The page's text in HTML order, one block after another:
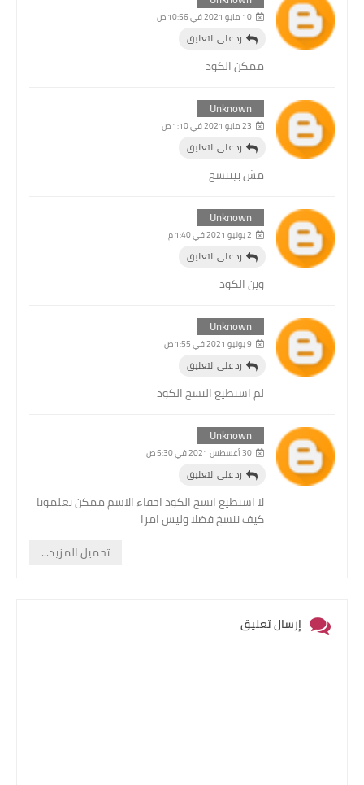
10 مايو 2021 في 10:56 ص
ممكن الكود
رد على التعليق
Unknown
23 مايو 2021 في 1:10 ص
مش بيتنسخ
رد على التعليق
Unknown
2 يونيو 2021 في 1:40 م
وين الكود
رد على التعليق
Unknown
9 يونيو 2021 في 1:55 ص
لم استطيع النسخ الكود
رد على التعليق
Unknown
30 أغسطس 2021 في 5:30 ص
لا استطيع انسخ الكود اخفاء الاسم ممكن تعلمونا
كيف ننسخ فضلا وليس امرا
رد على التعليق
تحميل المزيد...
إرسال تعليق